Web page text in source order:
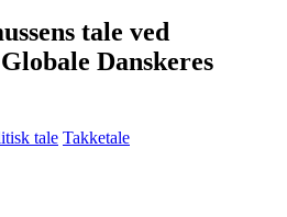
tale ved
Danskeres
tale Takketale